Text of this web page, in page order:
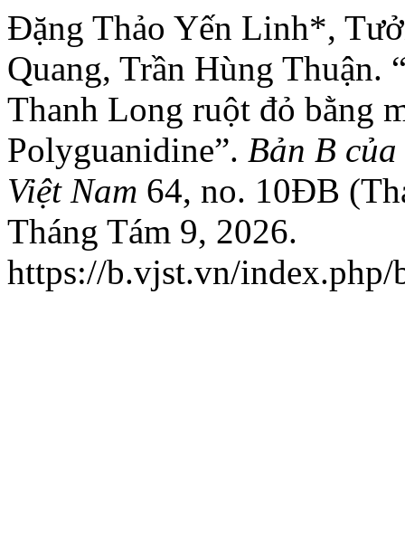
Đặng Thảo Yến Linh*,
Quang, Trần Hùng Thuận.
Thanh Long ruột đỏ bằng
Polyguanidine”. Bản B
Việt Nam 64, no. 10ĐB
Tháng Tám 9, 2026.
https://b.vjst.vn/